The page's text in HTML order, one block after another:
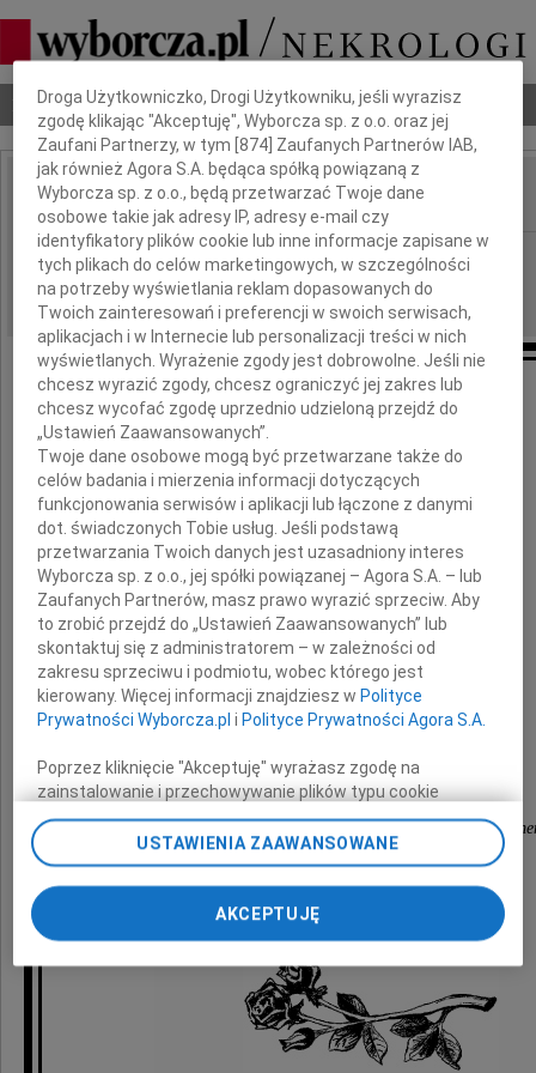
Nekrologi Odeszli Poradnik pogrzebowy
IMIĘ I NAZWISKO:
REGION: Białystok
DATA EMISJI: 21.05.2011
Wyrazy serdecznego współczucia
Panu
Januszowi Andruczyk
z powodu śmierci
Teściowej
Dyrektor i pracownicy
Wojewódzkiego Ośrodka Sportu i Rekreacji
Dbamy o Twoją prywatność
Droga Użytkowniczko, Drogi Użytkowniku, jeśli wyrazisz
zgodę klikając "Akceptuję", Wyborcza sp. z o.o. oraz jej
Zaufani Partnerzy, w tym [874 ] Zaufanych Partnerów IAB,
jak również Agora S.A. będąca spółką powiązaną z
Wyborcza sp. z o.o., będą przetwarzać Twoje dane
osobowe takie jak adresy IP, adresy e-mail czy
identyfikatory plików cookie lub inne informacje zapisane w
tych plikach do celów marketingowych, w szczególności
na potrzeby wyświetlania reklam dopasowanych do
Twoich zainteresowań i preferencji w swoich serwisach,
aplikacjach i w Internecie lub personalizacji treści w nich
wyświetlanych. Wyrażenie zgody jest dobrowolne. Jeśli nie
chcesz wyrazić zgody, chcesz ograniczyć jej zakres lub
chcesz wycofać zgodę uprzednio udzieloną przejdź do
„Ustawień Zaawansowanych”.
Twoje dane osobowe mogą być przetwarzane także do
celów badania i mierzenia informacji dotyczących
funkcjonowania serwisów i aplikacji lub łączone z danymi
dot. świadczonych Tobie usług. Jeśli podstawą
przetwarzania Twoich danych jest uzasadniony interes
Wyborcza sp. z o.o., jej spółki powiązanej – Agora S.A. – lub
Zaufanych Partnerów, masz prawo wyrazić sprzeciw. Aby
to zrobić przejdź do „Ustawień Zaawansowanych” lub
skontaktuj się z administratorem – w zależności od
zakresu sprzeciwu i podmiotu, wobec którego jest
kierowany. Więcej informacji znajdziesz w Polityce
Prywatności Wyborcza.pl i Polityce Prywatności Agora S.A.
Poprzez kliknięcie "Akceptuję" wyrażasz zgodę na
zainstalowanie i przechowywanie plików typu cookie
Wyborczej sp. z o. o. jej Zaufanych Partnerów i Agora S.A.
na Twoim urządzeniu końcowym. Możesz też w każdej
chwili zmienić swoje preferencje dot. plików cookie,
ponownie wywołując narzędzie do zarządzania Twoimi
preferencjami dot. przetwarzania danych poprzez
odnośnik „Ustawienia prywatności” w stopce serwisu i
Zmiana ustawień plików cookie możliwa jest także za
pomocą ustawień przeglądarki.
My, nasi Zaufani Partnerzy i Agora S.A. możemy
USTAWIENIA ZAAWANSOWANE
AKCEPTUJĘ